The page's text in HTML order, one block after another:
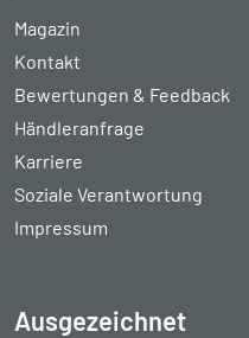
Magazin
Kontakt
Bewertungen & Feedback
Händleranfrage
Karriere
Soziale Verantwortung
Impressum
Ausgezeichnet